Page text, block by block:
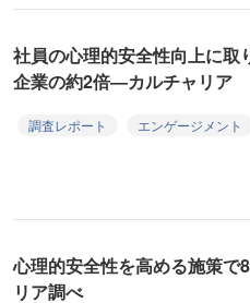
社員の心理的安全性向上に取
企業の約2倍―カルチャリア
調査レポート エンゲージメント
心理的安全性を高める施策
リア調べ